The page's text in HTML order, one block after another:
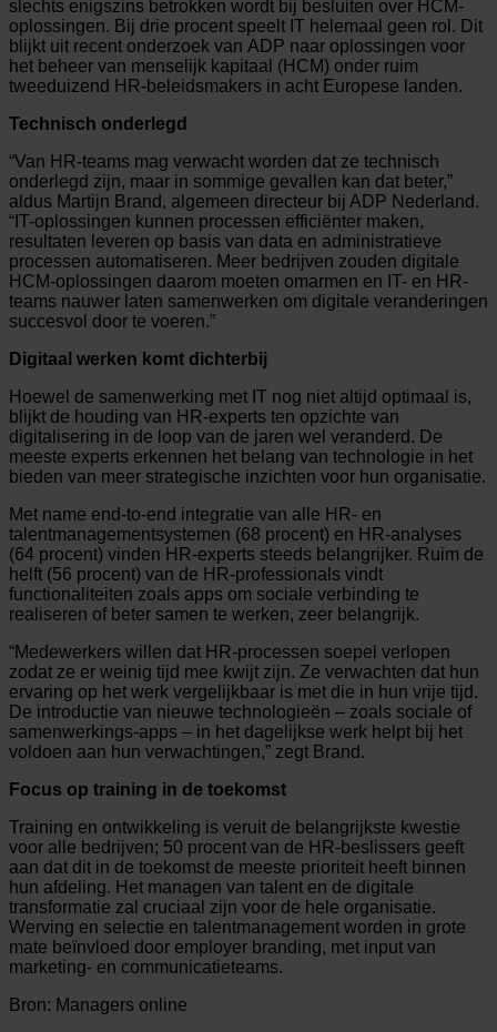
slechts enigszins betrokken wordt bij besluiten over HCM-
oplossingen. Bij drie procent speelt IT helemaal geen rol. Dit
blijkt uit recent onderzoek van ADP naar oplossingen voor
het beheer van menselijk kapitaal (HCM) onder ruim
tweeduizend HR-beleidsmakers in acht Europese landen.
Technisch onderlegd
“Van HR-teams mag verwacht worden dat ze technisch
onderlegd zijn, maar in sommige gevallen kan dat beter,”
aldus Martijn Brand, algemeen directeur bij ADP Nederland.
“IT-oplossingen kunnen processen efficiënter maken,
resultaten leveren op basis van data en administratieve
processen automatiseren. Meer bedrijven zouden digitale
HCM-oplossingen daarom moeten omarmen en IT- en HR-
teams nauwer laten samenwerken om digitale veranderingen
succesvol door te voeren.”
Digitaal werken komt dichterbij
Hoewel de samenwerking met IT nog niet altijd optimaal is,
blijkt de houding van HR-experts ten opzichte van
digitalisering in de loop van de jaren wel veranderd. De
meeste experts erkennen het belang van technologie in het
bieden van meer strategische inzichten voor hun organisatie.
Met name end-to-end integratie van alle HR- en
talentmanagementsystemen (68 procent) en HR-analyses
(64 procent) vinden HR-experts steeds belangrijker. Ruim de
helft (56 procent) van de HR-professionals vindt
functionaliteiten zoals apps om sociale verbinding te
realiseren of beter samen te werken, zeer belangrijk.
“Medewerkers willen dat HR-processen soepel verlopen
zodat ze er weinig tijd mee kwijt zijn. Ze verwachten dat hun
ervaring op het werk vergelijkbaar is met die in hun vrije tijd.
De introductie van nieuwe technologieën – zoals sociale of
samenwerkings-apps – in het dagelijkse werk helpt bij het
voldoen aan hun verwachtingen,” zegt Brand.
Focus op training in de toekomst
Training en ontwikkeling is veruit de belangrijkste kwestie
voor alle bedrijven; 50 procent van de HR-beslissers geeft
aan dat dit in de toekomst de meeste prioriteit heeft binnen
hun afdeling. Het managen van talent en de digitale
transformatie zal cruciaal zijn voor de hele organisatie.
Werving en selectie en talentmanagement worden in grote
mate beïnvloed door employer branding, met input van
marketing- en communicatieteams.
Bron: Managers online